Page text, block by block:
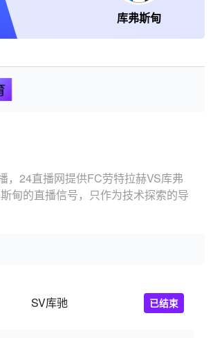
库弗斯甸
，24直播网提供FC劳特拉赫VS库弗
甸的直播信号，只作为技术探索的导
SV库驰 已结束